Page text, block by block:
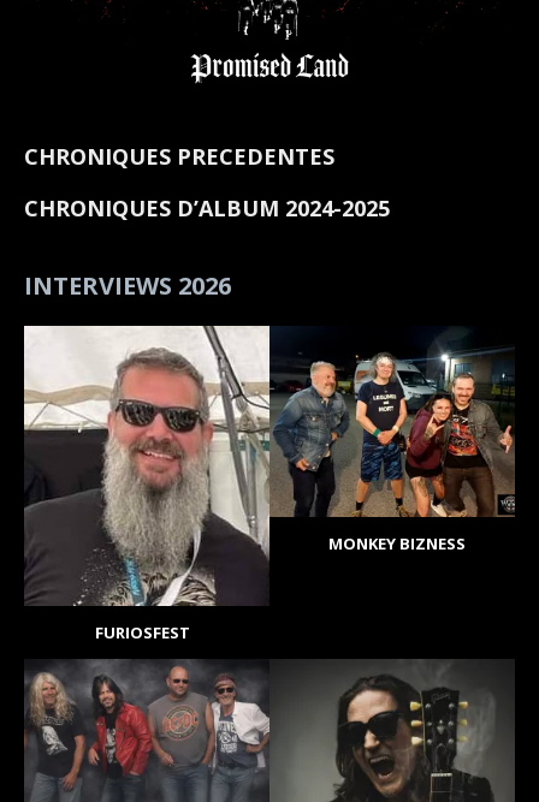
CHRONIQUES PRECEDENTES
CHRONIQUES D’ALBUM 2024-2025
INTERVIEWS 2026
FURIOSFEST
MONKEY BIZNESS